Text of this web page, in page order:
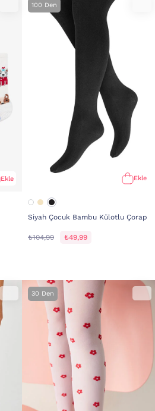
Ekle
100 Den
Ekle
Siyah Çocuk Bambu Külotlu Çorap
₺104,99 ₺49,99
30 Den